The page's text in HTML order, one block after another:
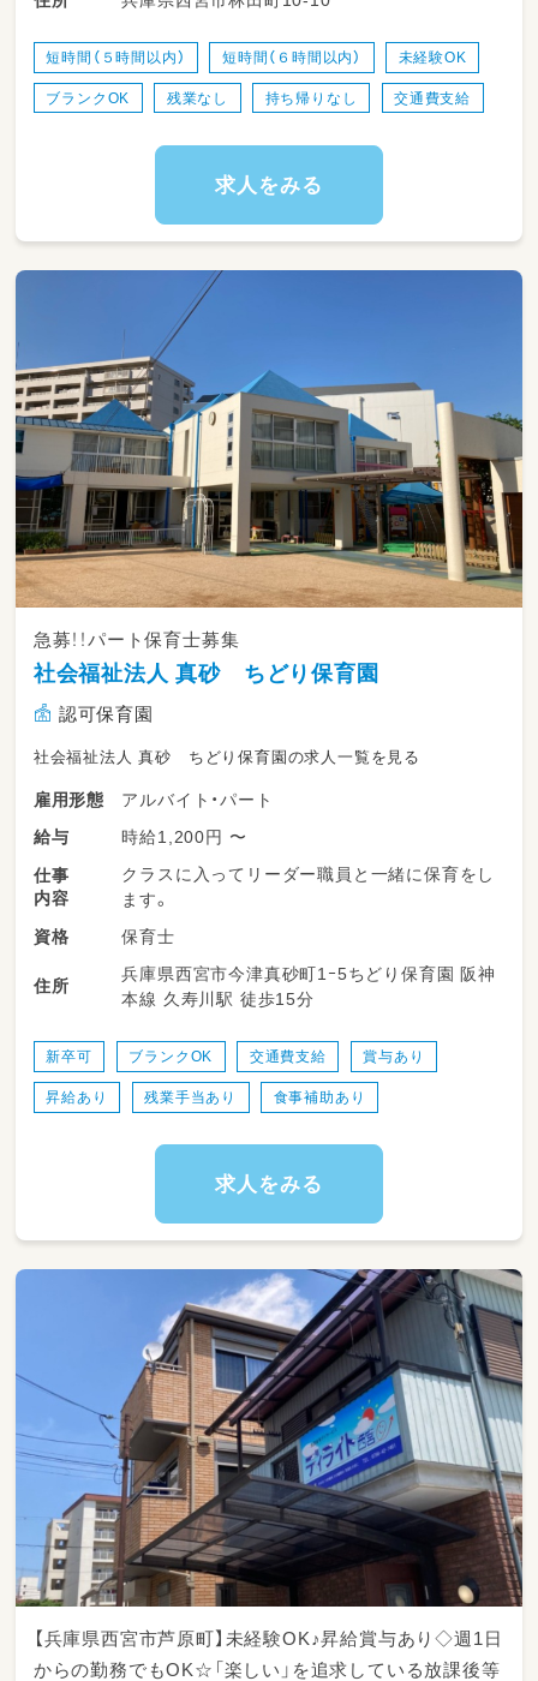
・子どもの見守り など
＜雇用期間＞
更新有無：あり
更新条件：勤務態度や能力、従事している勤務の
更新上限：なし
短時間（５時間以内） 短時間（６時間以内） 未経験OK
ブランクOK 残業なし 持ち帰りなし 交通費支給
求人をみる
急募！！パート保育士募集
社会福祉法人 真砂 ちどり保育園
認可保育園
社会福祉法人 真砂 ちどり保育園の求人一覧を見る
雇用形態
アルバイト・パート
給与
時給1,200円 〜
仕事
内容
クラスに入ってリーダー職員と一緒に保育をし
ます。
資格
保育士
住所
兵庫県西宮市今津真砂町1ｰ5ちどり保育園 阪神
本線 久寿川駅 徒歩15分
新卒可 ブランクOK 交通費支給 賞与あり
昇給あり 残業手当あり 食事補助あり
求人をみる
【兵庫県西宮市芦原町】未経験OK♪昇給賞与あり◇週1日
からの勤務でもOK☆「楽しい」を追求している放課後等